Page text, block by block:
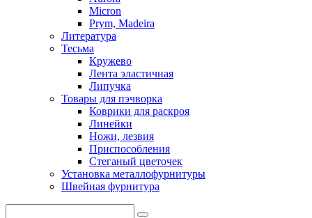
Micron
Prym, Madeira
Литература
Тесьма
Кружево
Лента эластичная
Липучка
Товары для пэчворка
Коврики для раскроя
Линейки
Ножи, лезвия
Приспособления
Стеганый цветочек
Установка металлофурнитуры
Швейная фурнитура